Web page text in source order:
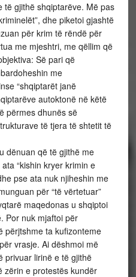
të gjithë shqiptarëve. Më pas
dhe piketoi gjashtë
për krim të rëndë për
me mjeshtri, me qëllim që
Së pari që
me
“shqiptarët janë
autoktonë në këtë
përmes dhunës së
të tjera të shtetit të
dënuan që të gjithë me
“kishin kryer krimin e
pse ata nuk njiheshin me
për “të vërtetuar”
maqedonas u shqiptoi
Por nuk mjaftoi për
përjtshme ta kufizonteme
vrasje. Ai dëshmoi më
privuar lirinë e të gjithë
zërin e protestës kundër